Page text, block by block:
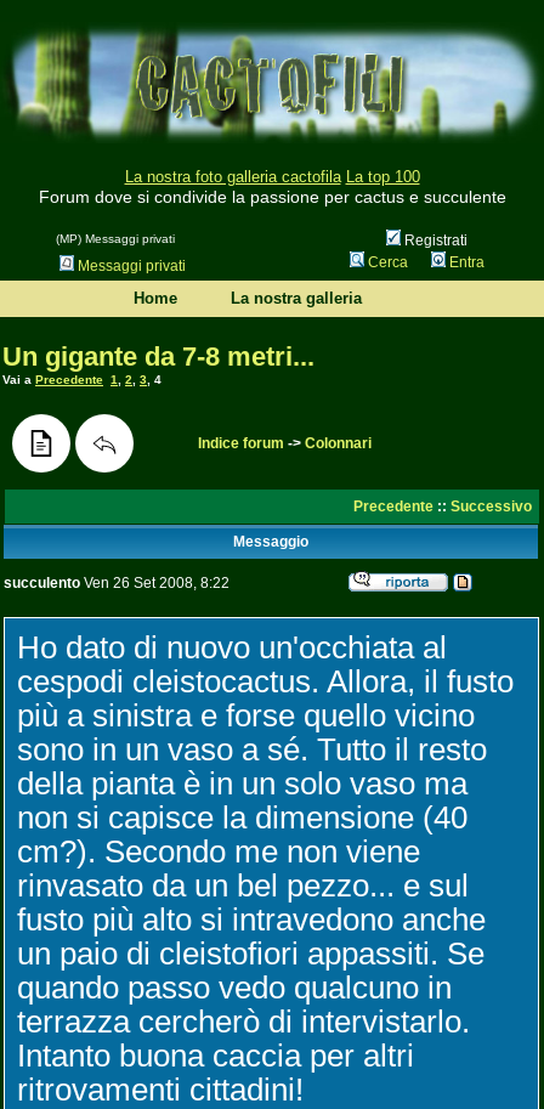
La nostra foto galleria cactofila La top 100
Forum dove si condivide la passione per cactus e succulente
(MP) Messaggi privati
Registrati
Messaggi privati
Cerca Entra
Home La nostra galleria
Un gigante da 7-8 metri...
Vai a Precedente 1 2 3 4
Indice forum -> Colonnari
Precedente :: Successivo
Messaggio
succulento Ven 26 Set 2008, 8:22
Ho dato di nuovo un'occhiata al
cespodi cleistocactus. Allora, il fusto
più a sinistra e forse quello vicino
sono in un vaso a sé. Tutto il resto
della pianta è in un solo vaso ma
non si capisce la dimensione (40
cm?). Secondo me non viene
rinvasato da un bel pezzo... e sul
fusto più alto si intravedono anche
un paio di cleistofiori appassiti. Se
quando passo vedo qualcuno in
terrazza cercherò di intervistarlo.
Intanto buona caccia per altri
ritrovamenti cittadini!